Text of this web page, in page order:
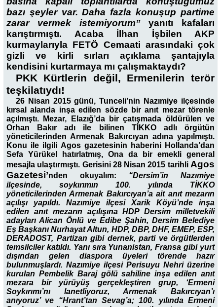
bazı şeyler var. Daha fazla konuşup partime
zarar vermek istemiyorum”yanıtı kafaları
karıştırmıştı. Acaba İlhan İşbilen AKP
kurmaylarıyla FETÖ Cemaati arasındaki çok
gizli ve kirli sırları açıklama şantajıyla
kendisini kurtarmaya mı çalışmaktaydı?
PKK Kürtlerin değil, Ermenilerin terör
teşkilatıydı!
26 Nisan 2015 günü, Tunceli’nin Nazımiye ilçesinde
kırsal alanda inşa edilen sözde bir anıt mezar törenle
açılmıştı. Mezar, Elazığ’da bir çatışmada öldürülen ve
Orhan Bakır adı ile bilinen TİKKO adlı örgütün
yöneticilerinden Armenak Bakırcıyan adına yapılmıştı.
Konu ile ilgili Agos gazetesinin haberini Hollanda’dan
Sefa Yürükel hatırlatmış, Ona da bir emekli general
mesajla ulaştırmıştı. Gerisini 28 Nisan 2015 tarihli Agos
Gazetesi’nden okuyalım: “Dersim’in Nazımiye
ilçesinde, soykırımın 100. yılında TİKKO
yöneticilerinden Armenak Bakırcıyan’a ait anıt mezarın
açılışı yapıldı. Nazımiye ilçesi Xarik Köyü’nde inşa
edilen anıt mezarın açılışına HDP Dersim milletvekili
adayları Alican Önlü ve Edibe Şahin, Dersim Belediye
Eş Başkanı Nurhayat Altun, HDP, DBP, DHF, EMEP, ESP,
DERADOST, Partizan gibi dernek, parti ve örgütlerden
temsilciler katıldı. Yanı sıra Yunanistan, Fransa gibi yurt
dışından gelen diaspora üyeleri törende hazır
bulunmuşlardı. Nazımiye ilçesi Perisuyu Nehri üzerine
kurulan Pembelik Baraj gölü sahiline inşa edilen anıt
mezara bir yürüyüş gerçekleştiren grup, ‘Ermeni
Soykırımı’nı lanetliyoruz, Armenak Bakırcıyan’ı
anıyoruz’ ve “Hrant’tan Sevag’a; 100. yılında Ermeni